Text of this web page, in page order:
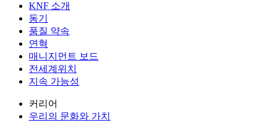
KNF 소개
동기
품질 약속
연혁
매니지먼트 보드
전세계위치
지속 가능성
커리어
우리의 문화와 가치